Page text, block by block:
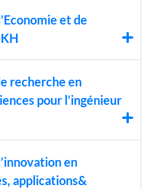
et de
recherche en
pour l’ingénieur
en
applications&